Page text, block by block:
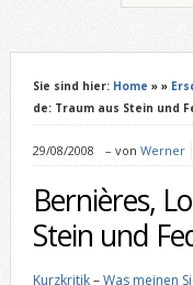
Sie sind hier: Home » »
de: Traum aus Stein und
29/08/2008 – von Werner
Bernières,
Stein und
Kurzkritik–Was meinen